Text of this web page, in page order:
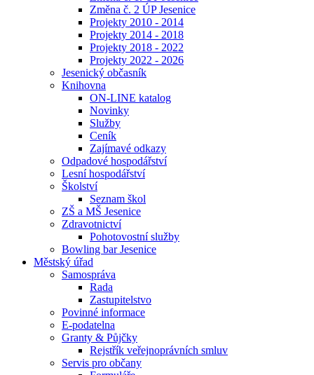
Změna č. 2 ÚP Jesenice
Projekty 2010 - 2014
Projekty 2014 - 2018
Projekty 2018 - 2022
Projekty 2022 - 2026
Jesenický občasník
Knihovna
ON-LINE katalog
Novinky
Služby
Ceník
Zajímavé odkazy
Odpadové hospodářství
Lesní hospodářství
Školství
Seznam škol
ZŠ a MŠ Jesenice
Zdravotnictví
Pohotovostní služby
Bowling bar Jesenice
Městský úřad
Samospráva
Rada
Zastupitelstvo
Povinné informace
E-podatelna
Granty & Půjčky
Rejstřík veřejnoprávních smluv
Servis pro občany